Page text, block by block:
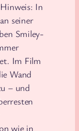
In
seiner
Smiley-
Im Film
Wand
– und
wie in